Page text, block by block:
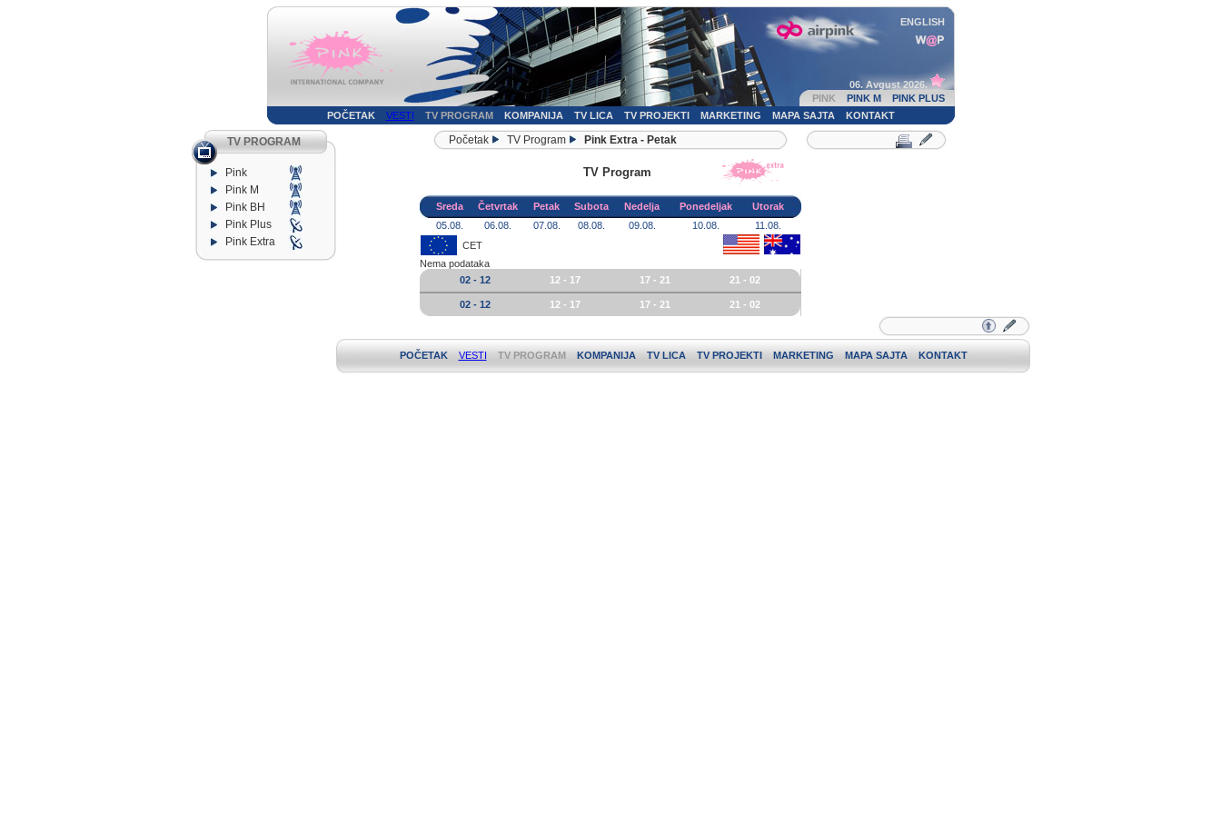
ENGLISH
06. Avgust 2026.
PINK
PINK M
PINK PLUS
POČETAK
VESTI TV PROGRAM KOMPANIJA TV LICA TV PROJEKTI MARKETING MAPA SAJTA KONTAKT
TV PROGRAM
Pink
Pink M
Pink BH
Pink Plus
Pink Extra
Početak TV Program Pink Extra - Petak
TV Program
Sreda Četvrtak Petak Subota Nedelja Ponedeljak
Utorak
05.08.
06.08. 07.08. 08.08. 09.08. 10.08.
11.08.
CET
Nema podataka
02 - 12
12 - 17 17 - 21 21 - 02
02 - 12 12 - 17 17 - 21 21 - 02
POČETAK VESTI TV PROGRAM KOMPANIJA TV LICA TV PROJEKTI MARKETING MAPA SAJTA KONTAKT